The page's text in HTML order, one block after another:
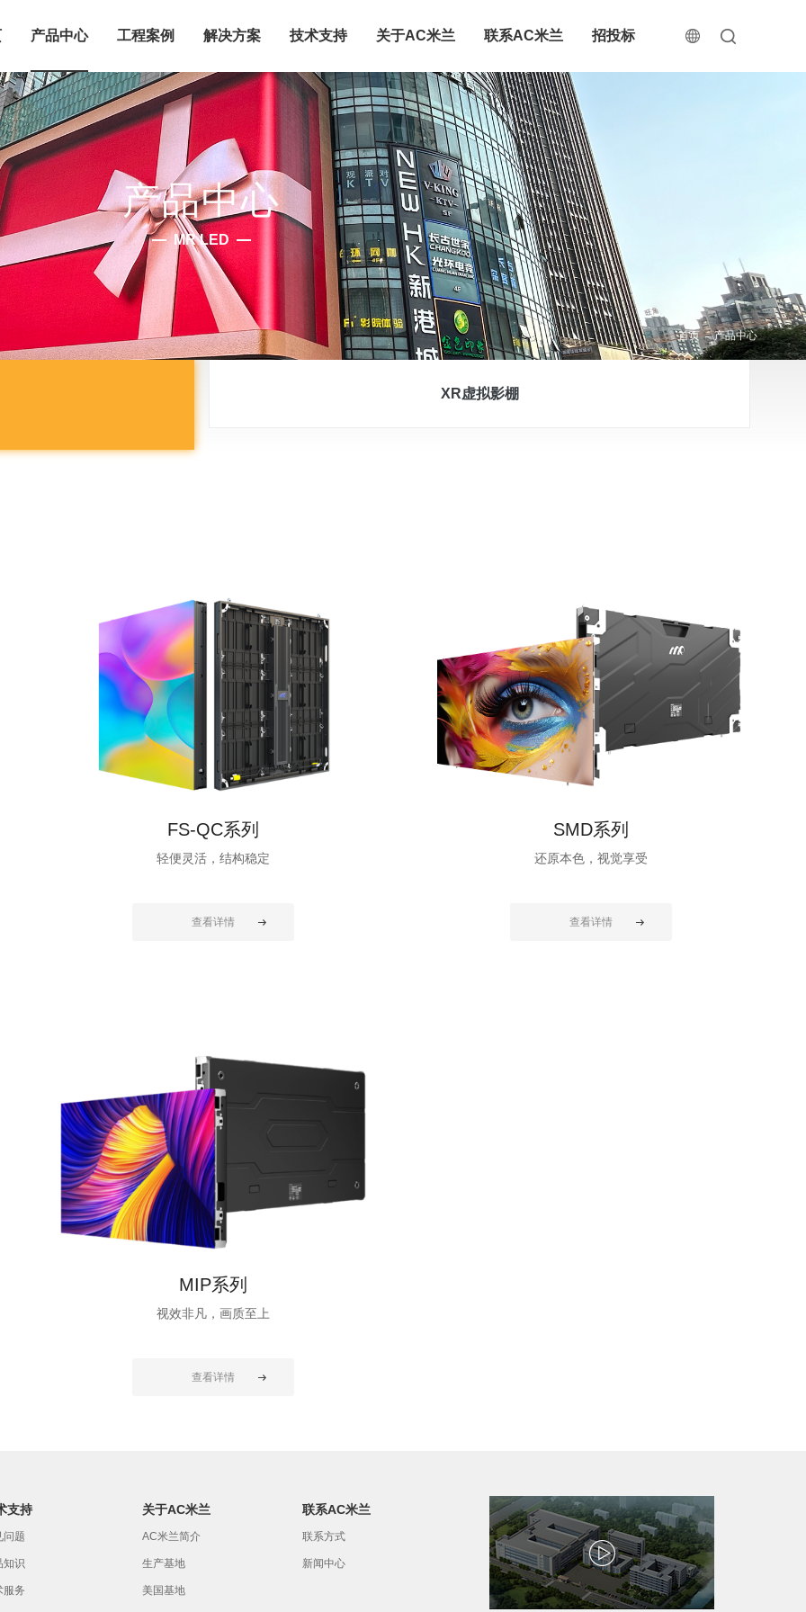
产品中心 工程案例 解决方案 技术支持 关于AC米兰 联系AC米兰 招投标
产品中心
MR LED
首页 产品中心
XR虚拟影棚
FS-QC系列
轻便灵活，结构稳定
查看详情
SMD系列
还原本色，视觉享受
查看详情
MIP系列
视效非凡，画质至上
查看详情
支持
问题
知识
服务
关于AC米兰
AC米兰简介
生产基地
美国基地
联系AC米兰
联系方式
新闻中心